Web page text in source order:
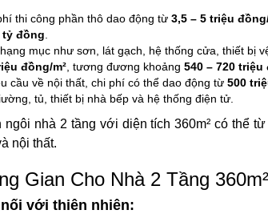
thi công phần thô dao động từ 3,5 – 5 triệu
tỷ đồng
mục như sơn, lát gạch, hệ thống cửa, thiết bị
đồng/m² , tương đương khoảng 540 – 720 triệu
cầu về nội thất, chi phí có thể dao động từ 500
tủ, thiết bị nhà bếp và hệ thống điện tử.
nhà 2 tầng với diện tích 360m² có thể từ
nội thất.
Gian Cho Nhà 2 Tầng 360m²
với thiên nhiên: